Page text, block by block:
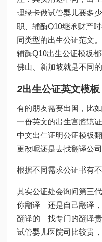
理绿卡做试管婴儿要多
职、 辅酶Q10继承财产
同类型的出生公证范文
辅酶Q10出生公证模板
佛山、新加坡就是不同的
2出生公证英文模板
有的朋友需要出国，比
一份英文的出生宫腔镜
中文出生证明公证模板
更改呢还是去找翻译公司
根据不同需求公证书有
其实公证处会询问第三
你翻译，还是自己翻译
翻译的，找专门的翻译
试管婴儿医院司比较贵